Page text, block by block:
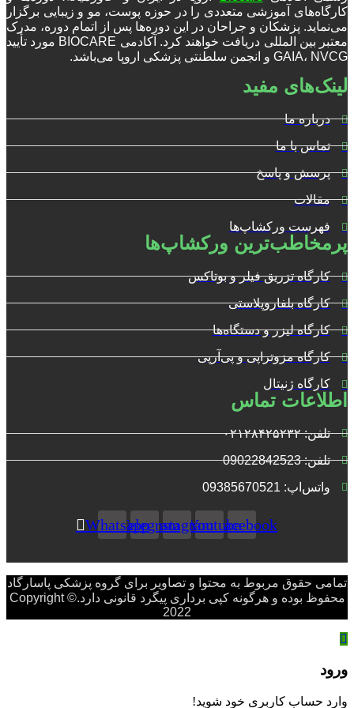
کارگاه‌های آموزشی متعددی را در حوزه پوست، مو و زیبایی برگزار
می‌نماید. پزشکان و جراحان در این دوره‌ها پس از اتمام دوره، مدرک
معتبر بین المللی دریافت خواهند کرد. آکادمی BIOCARE مورد تأیید
GAIA، NVCG و انجمن سلطنتی پزشکی اروپا می‌باشد.
لینک‌های مفید
درباره ما
تماس با ما
پرسش و پاسخ
مقالات
فهرست ورکشاپ‌ها
پرمخاطب‌ترین ورکشاپ‌ها
کارگاه تزریق فیلر و بوتاکس
کارگاه بلفاروپلاستی
کارگاه لیزر و دستگاه‌ها
کارگاه مزوتراپی و پی‌آرپی
کارگاه ژنیتال
اطلاعات تماس
تلفن: ۰۲۱۲۸۴۲۵۲۳۲
تلفن: 09022842523
واتس‌‌اپ: 09385670521
Facebook
Youtube
Instagram
Telegram
Whatsapp
تمامی حقوق مربوط به محتوا و تصاویر برای گروه پزشکی پاسارگاد
محفوظ بوده و هرگونه کپی برداری پیگرد قانونی دارد.Copyright ©
2022
ورود
وارد حساب کاربری خود شوید!